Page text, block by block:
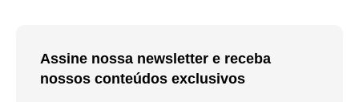
Assine nossa newsletter e receba
nossos conteúdos exclusivos